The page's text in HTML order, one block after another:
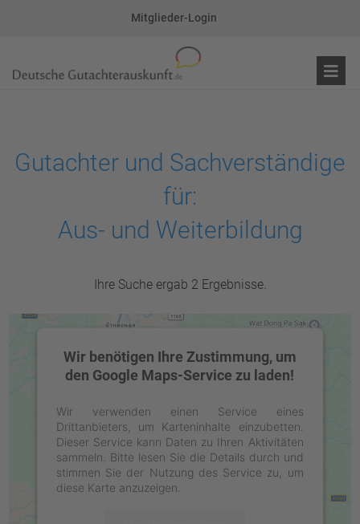
Mitglieder-Login
Gutachter und Sachverständige
für:
Aus- und Weiterbildung
Ihre Suche ergab 2 Ergebnisse.
Wir benötigen Ihre Zustimmung, um
den Google Maps-Service zu laden!
Wir verwenden einen Service eines
Drittanbieters, um Karteninhalte einzubetten.
Dieser Service kann Daten zu Ihren Aktivitäten
sammeln. Bitte lesen Sie die Details durch und
stimmen Sie der Nutzung des Service zu, um
diese Karte anzuzeigen.